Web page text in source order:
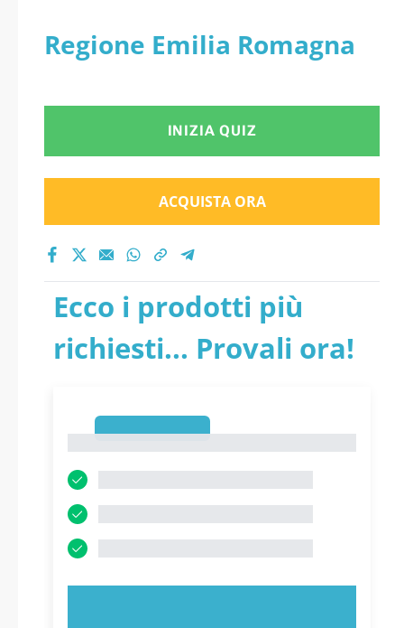
Regione Emilia Romagna
INIZIA QUIZ
ACQUISTA ORA
Ecco i prodotti più
richiesti... Provali ora!